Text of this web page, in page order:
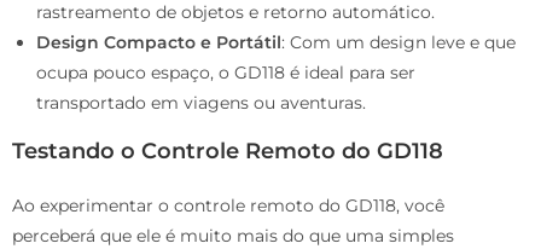
rastreamento de objetos e retorno automático.
Design Compacto e Portátil: Com um design leve e que
ocupa pouco espaço, o GD118 é ideal para ser
transportado em viagens ou aventuras.
Testando o Controle Remoto do GD118
Ao experimentar o controle remoto do GD118, você
perceberá que ele é muito mais do que uma simples